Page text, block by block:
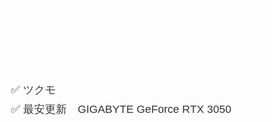
✅ ツクモ
✅ 最安更新 GIGABYTE GeForce RTX 3050